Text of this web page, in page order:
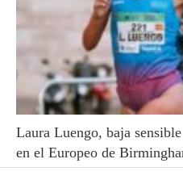
Laura Luengo, baja
en el Europeo de